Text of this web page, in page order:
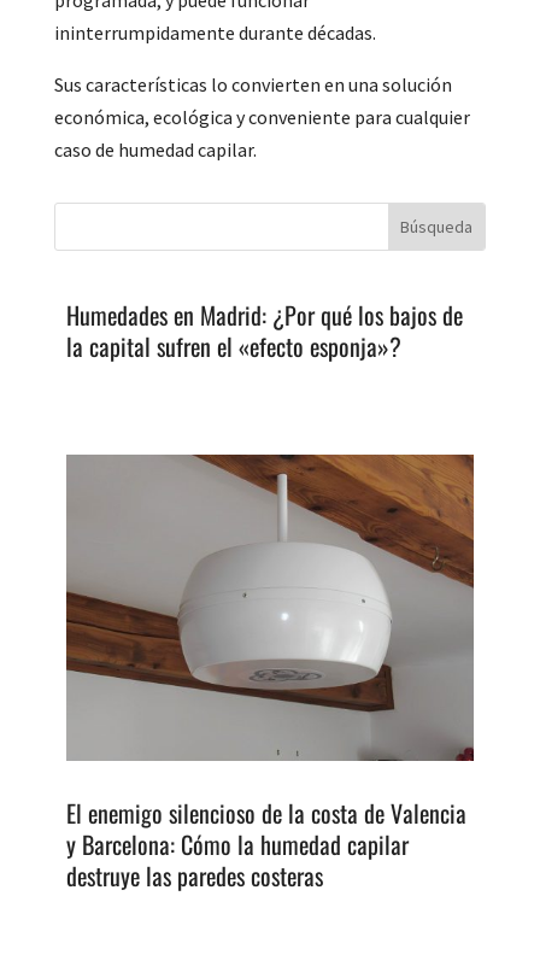
ininterrumpidamente durante décadas.
Sus características lo convierten en una solución
económica, ecológica y conveniente para cualquier
caso de humedad capilar.
Humedades en Madrid: ¿Por qué los bajos de
la capital sufren el «efecto esponja»?
El enemigo silencioso de la costa de Valencia
y Barcelona: Cómo la humedad capilar
destruye las paredes costeras